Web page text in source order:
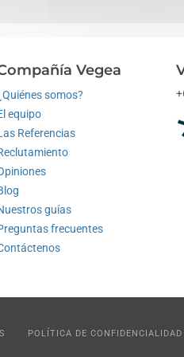
Vegea
somos?
equipo
Referencias
guías
frecuentes
POLÍTICA DE CONFIDENCIALIDAD